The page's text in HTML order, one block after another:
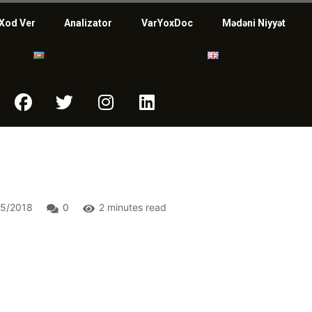
Ver Analizator VarYoxDoc Mədəni Niyyət
2018 0 2 minutes read